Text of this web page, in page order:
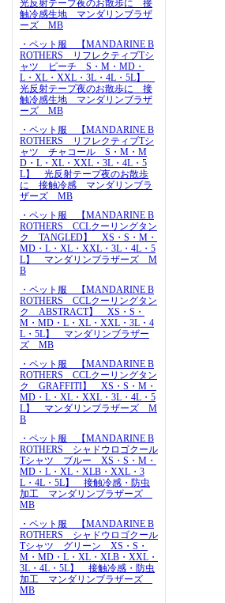
光反射テープ夜のお散歩に 接
触冷感生地 マンダリンブラザ
ーズ MB
・ペット服 【MANDARINE B
ROTHERS リフレクティブTシ
ャツ ピーチ S・M・MD・
L・XL・XXL・3L・4L・5L】
光反射テープ夜のお散歩に 接
触冷感生地 マンダリンブラザ
ーズ MB
・ペット服 【MANDARINE B
ROTHERS リフレクティブTシ
ャツ チャコール S・M・M
D・L・XL・XXL・3L・4L・5
L】 光反射テープ夜のお散歩
に 接触冷感 マンダリンブラ
ザーズ MB
・ペット服 【MANDARINE B
ROTHERS CCLクーリングタン
ク TANGLED】 XS・S・M・
MD・L・XL・XXL・3L・4L・5
L】 マンダリンブラザーズ M
B
・ペット服 【MANDARINE B
ROTHERS CCLクーリングタン
ク ABSTRACT】 XS・S・
M・MD・L・XL・XXL・3L・4
L・5L】 マンダリンブラザー
ズ MB
・ペット服 【MANDARINE B
ROTHERS CCLクーリングタン
ク GRAFFITI】 XS・S・M・
MD・L・XL・XXL・3L・4L・5
L】 マンダリンブラザーズ M
B
・ペット服 【MANDARINE B
ROTHERS シャドウロゴクール
Tシャツ ブルー XS・S・M・
MD・L・XL・XLB・XXL・3
L・4L・5L】 接触冷感・防虫
加工 マンダリンブラザーズ
MB
・ペット服 【MANDARINE B
ROTHERS シャドウロゴクール
Tシャツ グリーン XS・S・
M・MD・L・XL・XLB・XXL・
3L・4L・5L】 接触冷感・防虫
加工 マンダリンブラザーズ
MB